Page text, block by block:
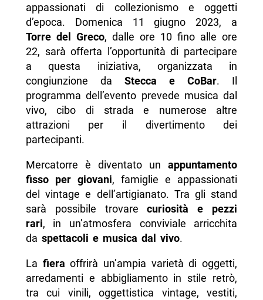
appassionati di collezionismo e oggetti
d’epoca. Domenica 11 giugno 2023, a
Torre del Greco, dalle ore 10 fino alle ore
22, sarà offerta l’opportunità di partecipare
a questa iniziativa, organizzata in
congiunzione da Stecca e CoBar. Il
programma dell’evento prevede musica dal
vivo, cibo di strada e numerose altre
attrazioni per il divertimento dei
partecipanti.
Mercatorre è diventato unappuntamento
fisso per giovani, famiglie e appassionati
del vintage e dell’artigianato. Tra gli stand
sarà possibile trovarecuriosità e pezzi
rari, in un’atmosfera conviviale arricchita
da spettacoli e musica dal vivo.
La fiera offrirà un’ampia varietà di oggetti,
arredamenti e abbigliamento in stile retrò,
tra cui vinili, oggettistica vintage, vestiti,